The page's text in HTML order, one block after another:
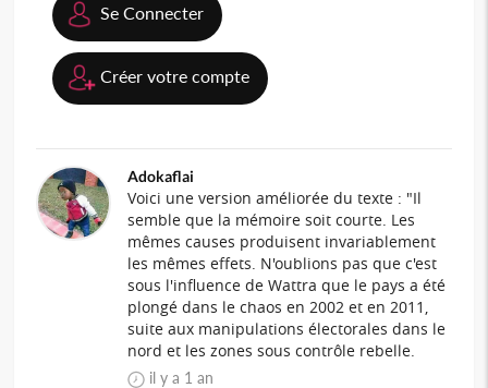
Se Connecter
Créer votre compte
Adokaflai
Voici une version améliorée du texte : "Il
semble que la mémoire soit courte. Les
mêmes causes produisent invariablement
les mêmes effets. N'oublions pas que c'est
sous l'influence de Wattra que le pays a été
plongé dans le chaos en 2002 et en 2011,
suite aux manipulations électorales dans le
nord et les zones sous contrôle rebelle.
il y a 1 an